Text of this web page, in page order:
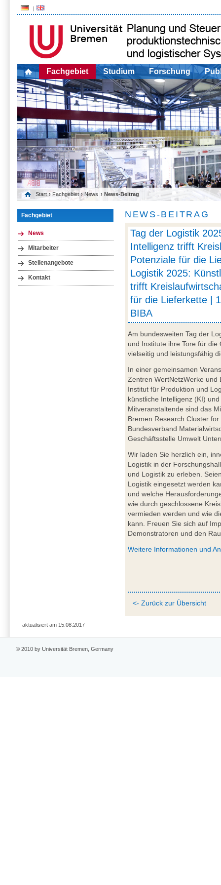
Fachgebiet Studium Forschung
Start › Fachgebiet › News › News-Beitrag
Fachgebiet
News
Mitarbeiter
Stellenangebote
Kontakt
NEWS-BEITRAG
Tag der Logistik
Intelligenz trifft
Potenziale für die
Logistik 2025:
trifft
für die Lieferkette |
BIBA
Am bundesweiten Tag der
und Institute ihre Tore für
vielseitig und leistungsfähig
In einer gemeinsamen
Zentren WertNetzWerke und
Institut für Produktion und
künstliche Intelligenz (KI)
Mitveranstaltende sind das
Bremen Research Cluster
Bundesverband
Geschäftsstelle Umwelt
Wir laden Sie herzlich ein,
Logistik in der
und Logistik zu erleben.
Logistik eingesetzt werden
und welche
wie durch geschlossene
vermieden werden und wie
kann. Freuen Sie sich auf
Demonstratoren und den
Weitere Informationen und
<- Zurück zur Übersicht
aktualisiert am 15.08.2017
© 2010 by Universität Bremen, Germany